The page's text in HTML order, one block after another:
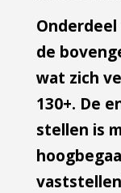
de
wat zich
130+. De
stellen is